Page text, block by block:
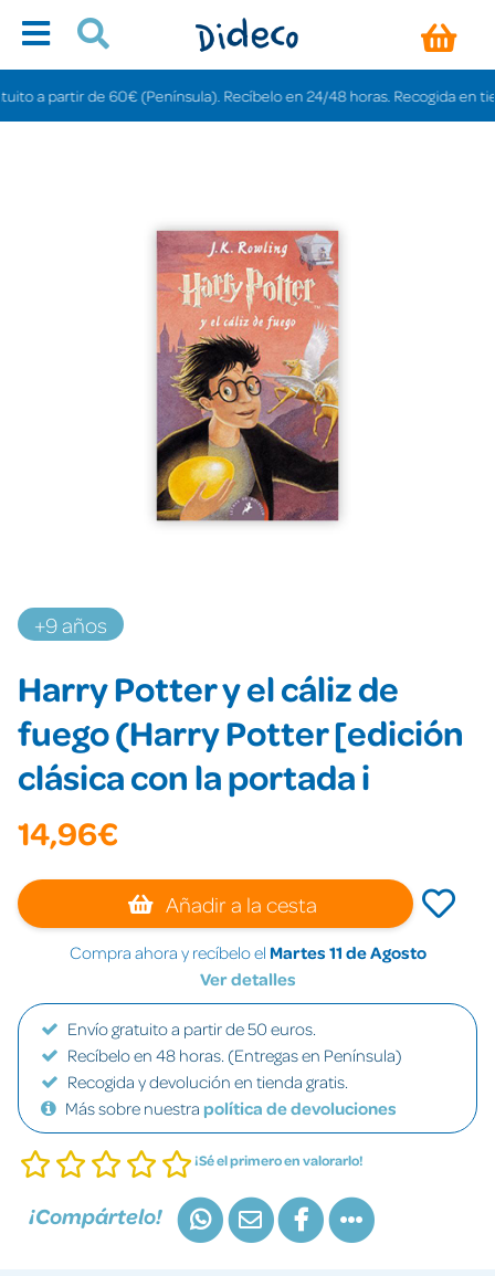
partir de 60€ (Península). Recíbelo en 24/48 horas. Recogida en
+9 años
Harry Potter y el cáliz de
fuego (Harry Potter [edición
clásica con la portada i
14,96€
Añadir a la cesta
Compra ahora y recíbelo el Martes 11 de Agosto
Ver detalles
Envío gratuito a partir de 50 euros.
Recíbelo en 48 horas. (Entregas en Península)
Recogida y devolución en tienda gratis.
Más sobre nuestra política de devoluciones
¡Sé el primero en valorarlo!
¡Compártelo!